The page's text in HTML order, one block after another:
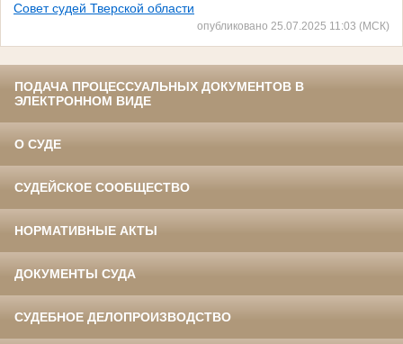
Совет судей Тверской области
опубликовано 25.07.2025 11:03 (МСК)
ПОДАЧА ПРОЦЕССУАЛЬНЫХ ДОКУМЕНТОВ В
ЭЛЕКТРОННОМ ВИДЕ
О СУДЕ
СУДЕЙСКОЕ СООБЩЕСТВО
НОРМАТИВНЫЕ АКТЫ
ДОКУМЕНТЫ СУДА
СУДЕБНОЕ ДЕЛОПРОИЗВОДСТВО